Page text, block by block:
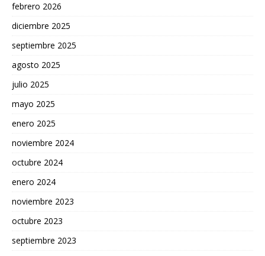
febrero 2026
diciembre 2025
septiembre 2025
agosto 2025
julio 2025
mayo 2025
enero 2025
noviembre 2024
octubre 2024
enero 2024
noviembre 2023
octubre 2023
septiembre 2023